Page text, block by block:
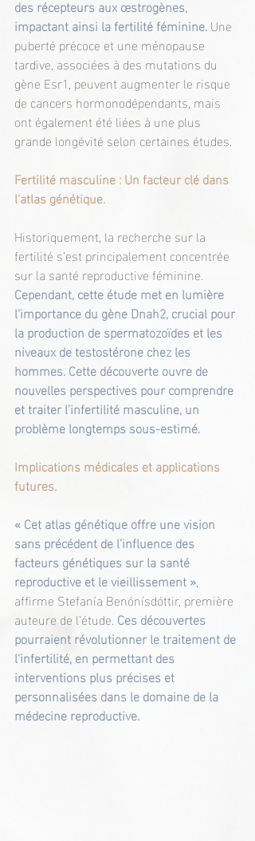
des récepteurs aux œstrogènes,
impactant ainsi la fertilité féminine. Une
puberté précoce et une ménopause
tardive, associées à des mutations du
gène Esr1, peuvent augmenter le risque
de cancers hormonodépendants, mais
ont également été liées à une plus
grande longévité selon certaines études.
Fertilité masculine : Un facteur clé dans
l’atlas génétique.
Historiquement, la recherche sur la
fertilité s’est principalement concentrée
sur la santé reproductive féminine.
Cependant, cette étude met en lumière
l’importance du gène Dnah2, crucial pour
la production de spermatozoïdes et les
niveaux de testostérone chez les
hommes. Cette découverte ouvre de
nouvelles perspectives pour comprendre
et traiter l’infertilité masculine, un
problème longtemps sous-estimé.
Implications médicales et applications
futures.
« Cet atlas génétique offre une vision
sans précédent de l’influence des
facteurs génétiques sur la santé
reproductive et le vieillissement »,
affirme Stefanía Benónísdóttir, première
auteure de l’étude. Ces découvertes
pourraient révolutionner le traitement de
l’infertilité, en permettant des
interventions plus précises et
personnalisées dans le domaine de la
médecine reproductive.